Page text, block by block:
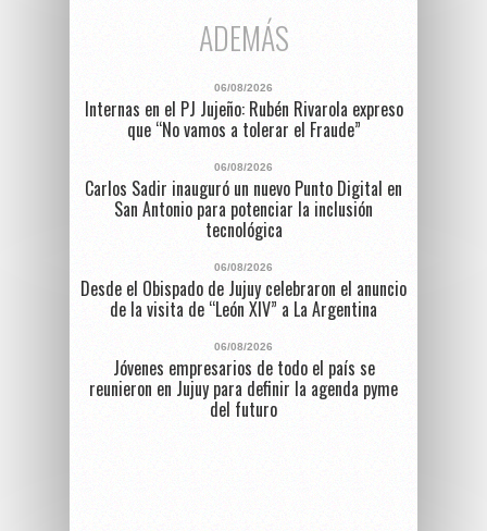
ADEMÁS
06/08/2026
Internas en el PJ Jujeño: Rubén Rivarola expreso
que “No vamos a tolerar el Fraude”
06/08/2026
Carlos Sadir inauguró un nuevo Punto Digital en
San Antonio para potenciar la inclusión
tecnológica
06/08/2026
Desde el Obispado de Jujuy celebraron el anuncio
de la visita de “León XIV” a La Argentina
06/08/2026
Jóvenes empresarios de todo el país se
reunieron en Jujuy para definir la agenda pyme
del futuro